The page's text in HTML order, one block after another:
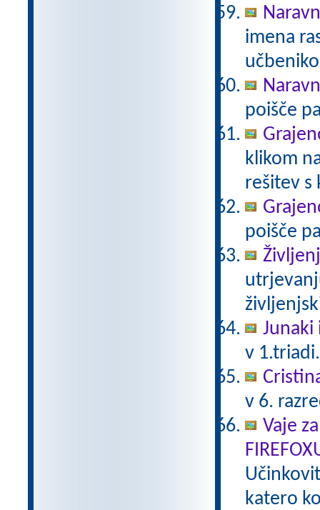
imena
poišče
klikom
rešitev s
poišče
Junaki
v
v 6.
Vaje
katero